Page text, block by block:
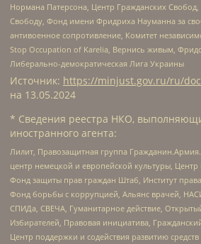
Нормана Патерсона, Центр Гражданских
Свободу, Фонд имени Фридриха Науманна за
антивоенное сопротивление, Комитет
Stop Occupation of Karelia, Вернись живым,
Либерально-демократическая Лига Украины
Источник: https://minjust.gov.ru/ru/
на 13.05.2024
* Сведения реестра НКО,
иностранного агента:
Лилит, Правозащитная группа
центр немецкой и европейской культуры, Центр
Фонд защиты прав граждан Штаб, Институт
Фонд борьбы с коррупцией, Альянс врачей,
СПИДа, СВЕЧА, Гуманитарное действие,
Избирателей, Правовая инициатива,
Центр поддержки и содействия развитию